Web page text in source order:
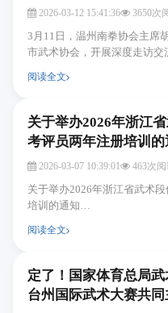
2026-03-12 15:41:36 3650次
3月11日，温州南拳协会主席
市武术协会，开展深度走访
阅读全文
关于举办2026年浙江
考评员两年注册培训的
2026-03-07 10:39:01 463次阅
关于举办2026年浙江省武术
培训的通知
-附件2--2026年浙江国际传统武
阅读全文
定了！国家体育总局
台州国际武术大赛共